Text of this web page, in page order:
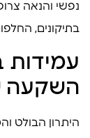
נפשי והנאה
בתיקונים,
השקעה
היתרון הבולט